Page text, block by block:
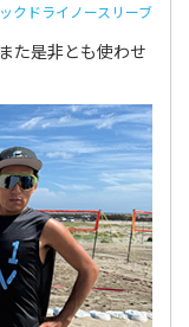
クドライノースリーブ
た是非とも使わせ